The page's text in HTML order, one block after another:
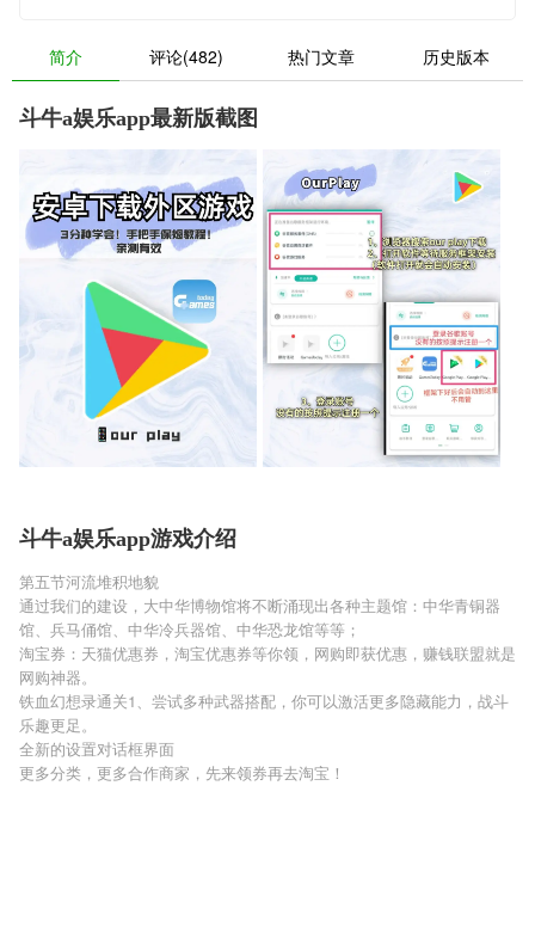
简介 评论(482) 热门文章 历史版本
斗牛a娱乐app最新版截图
斗牛a娱乐app游戏介绍
第五节河流堆积地貌
通过我们的建设，大中华博物馆将不断涌现出各种主题馆：中华青铜器
馆、兵马俑馆、中华冷兵器馆、中华恐龙馆等等；
淘宝券：天猫优惠券，淘宝优惠券等你领，网购即获优惠，赚钱联盟就是
网购神器。
铁血幻想录通关1、尝试多种武器搭配，你可以激活更多隐藏能力，战斗
乐趣更足。
全新的设置对话框界面
更多分类，更多合作商家，先来领券再去淘宝！